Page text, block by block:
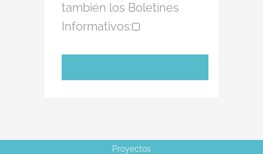
también los Boletines
Informativos:
Proyectos